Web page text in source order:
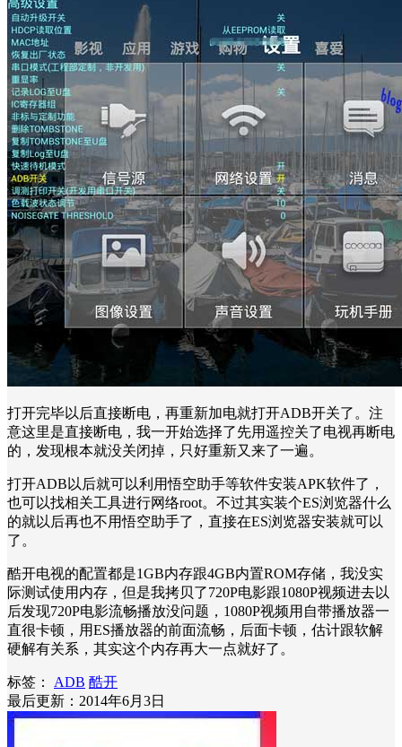
打开完毕以后直接断电，再重新加电就打开ADB开关了。注
意这里是直接断电，我一开始选择了先用遥控关了电视再断电
的，发现根本就没关闭掉，只好重新又来了一遍。
打开ADB以后就可以利用悟空助手等软件安装APK软件了，
也可以找相关工具进行网络root。不过其实装个ES浏览器什么
的就以后再也不用悟空助手了，直接在ES浏览器安装就可以
了。
酷开电视的配置都是1GB内存跟4GB内置ROM存储，我没实
际测试使用内存，但是我拷贝了720P电影跟1080P视频进去以
后发现720P电影流畅播放没问题，1080P视频用自带播放器一
直很卡顿，用ES播放器的前面流畅，后面卡顿，估计跟软解
硬解有关系，其实这个内存再大一点就好了。
标签： ADB 酷开
最后更新：2014年6月3日